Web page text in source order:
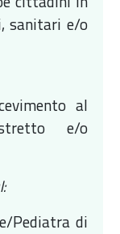
sanitari e/o
al
e/o
Pediatra di